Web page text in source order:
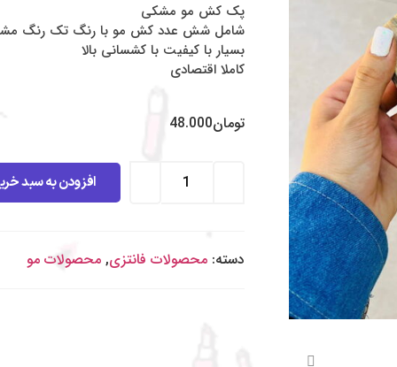
پک کش مو مشکی
شامل شش عدد کش مو با رنگ تک رنگ
بسیار با کیفیت با کشسانی بالا
کاملا اقتصادی
تومان48.000
افزودن به سبد
دسته: محصولات فانتزی, محصولات مو